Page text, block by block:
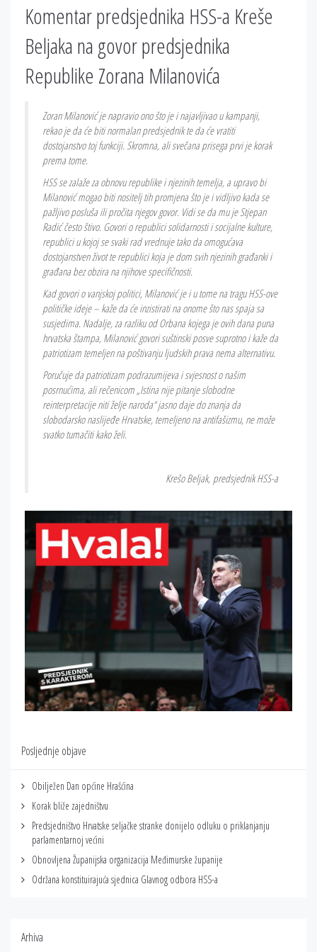
Komentar predsjednika HSS-a Kreše
Beljaka na govor predsjednika
Republike Zorana Milanovića
Zoran Milanović je napravio ono što je i najavljivao u kampanji,
rekao je da će biti normalan predsjednik te da će vratiti
dostojanstvo toj funkciji. Skromna, ali svečana prisega prvi je korak
prema tome.
HSS se zalaže za obnovu republike i njezinih temelja, a upravo bi
Milanović mogao biti nositelj tih promjena što je i vidljivo kada se
pažljivo posluša ili pročita njegov govor. Vidi se da mu je Stjepan
Radić često štivo. Govori o republici solidarnosti i socijalne kulture,
republici u kojoj se svaki rad vrednuje tako da omogućava
dostojanstven život te republici koja je dom svih njezinih građanki i
građana bez obzira na njihove specifičnosti.
Kad govori o vanjskoj politici, Milanović je i u tome na tragu HSS-ove
političke ideje – kaže da će inzistirati na onome što nas spaja sa
susjedima. Nadalje, za razliku od Orbana kojega je ovih dana puna
hrvatska štampa, Milanović govori suštinski posve suprotno i kaže da
patriotizam temeljen na poštivanju ljudskih prava nema alternativu.
Poručuje da patriotizam podrazumijeva i svjesnost o našim
posrnućima, ali rečenicom „Istina nije pitanje slobodne
reinterpretacije niti želje naroda“ jasno daje do znanja da
slobodarsko naslijeđe Hrvatske, temeljeno na antifašizmu, ne može
svatko tumačiti kako želi.
Krešo Beljak, predsjednik HSS-a
Posljednje objave
Obilježen Dan općine Hrašćina
Korak bliže zajedništvu
Predsjedništvo Hrvatske seljačke stranke donijelo odluku o priklanjanju
parlamentarnoj većini
Obnovljena Županijska organizacija Međimurske županije
Održana konstituirajuća sjednica Glavnog odbora HSS-a
Arhiva